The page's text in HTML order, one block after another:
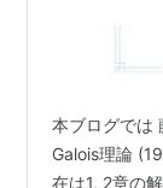
本ブログでは
Galois理論
在は1, 2章の